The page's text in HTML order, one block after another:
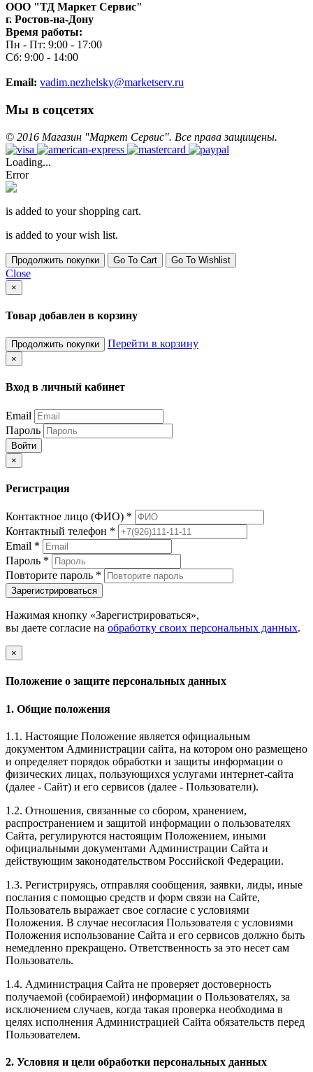
ООО "ТД Маркет Сервис"
г. Ростов-на-Дону
Время работы:
Пн - Пт: 9:00 - 17:00
Сб: 9:00 - 14:00
Email: vadim.nezhelsky@marketserv.ru
Мы в соцсетях
© 2016 Магазин "Маркет Сервис". Все права защищены.
Loading...
Error
is added to your shopping cart.
is added to your wish list.
Продолжить покупки Go To Cart Go To Wishlist
Close
×
Товар добавлен в корзину
Продолжить покупки Перейти в корзину
×
Вход в личный кабинет
Email
Пароль
Войти
×
Регистрация
Контактное лицо (ФИО) *
Контактный телефон *
Email *
Пароль *
Повторите пароль *
Зарегистрироваться
Нажимая кнопку «Зарегистрироваться»,
вы даете согласие на обработку своих персональных данных.
×
Положение о защите персональных данных
1. Общие положения
1.1. Настоящие Положение является официальным
документом Администрации сайта, на котором оно размещено
и определяет порядок обработки и защиты информации о
физических лицах, пользующихся услугами интернет-сайта
(далее - Сайт) и его сервисов (далее - Пользователи).
1.2. Отношения, связанные со сбором, хранением,
распространением и защитой информации о пользователях
Сайта, регулируются настоящим Положением, иными
официальными документами Администрации Сайта и
действующим законодательством Российской Федерации.
1.3. Регистрируясь, отправляя сообщения, заявки, лиды, иные
послания с помощью средств и форм связи на Сайте,
Пользователь выражает свое согласие с условиями
Положения. В случае несогласия Пользователя с условиями
Положения использование Сайта и его сервисов должно быть
немедленно прекращено. Ответственность за это несет сам
Пользователь.
1.4. Администрация Сайта не проверяет достоверность
получаемой (собираемой) информации о Пользователях, за
исключением случаев, когда такая проверка необходима в
целях исполнения Администрацией Сайта обязательств перед
Пользователем.
2. Условия и цели обработки персональных данных